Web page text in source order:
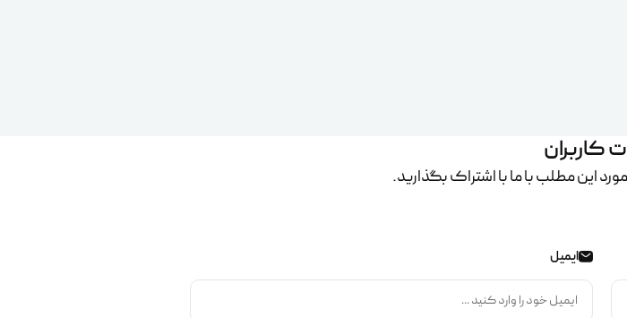
کاربران
این مطلب با ما با اشتراک بگذارید.
ایمیل